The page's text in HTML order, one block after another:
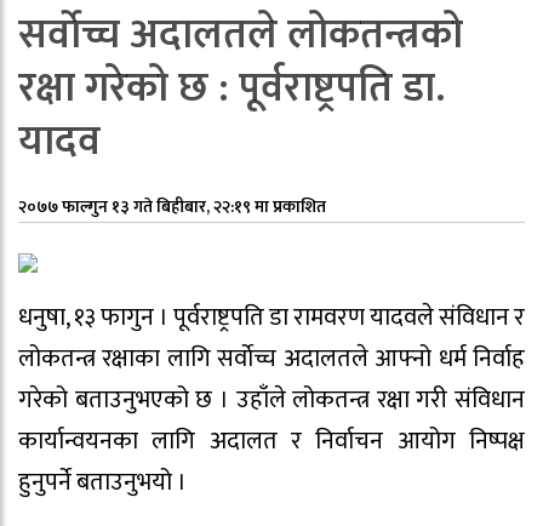
सर्वाेच्च अदालतले लोकतन्त्रको
रक्षा गरेको छ : पूर्वराष्ट्रपति डा.
यादव
२०७७ फाल्गुन १३ गते बिहीबार, २२:१९ मा प्रकाशित
धनुषा, १३ फागुन । पूर्वराष्ट्रपति डा रामवरण यादवले संविधान र
लोकतन्त्र रक्षाका लागि सर्वाेच्च अदालतले आफ्नो धर्म निर्वाह
गरेको बताउनुभएको छ । उहाँले लोकतन्त्र रक्षा गरी संविधान
कार्यान्वयनका लागि अदालत र निर्वाचन आयोग निष्पक्ष
हुनुपर्ने बताउनुभयो ।